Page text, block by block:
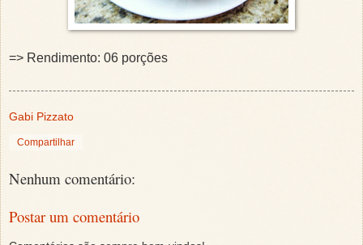
=> Rendimento: 06 porções
Gabi Pizzato
Compartilhar
Nenhum comentário:
Postar um comentário